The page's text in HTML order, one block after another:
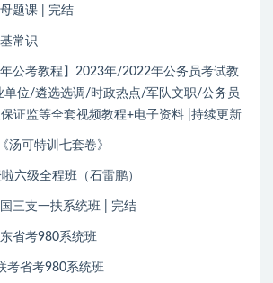
题课 | 完结
常识
年公考教程】2023年/2022年公务员考试教
位/遴选选调/时政热点/军队文职/公务员
证监等全套视频教程+电子资料 |持续更新
汤可特训七套卷》
六级全程班（石雷鹏）
三支一扶系统班 | 完结
省考980系统班
考省考980系统班